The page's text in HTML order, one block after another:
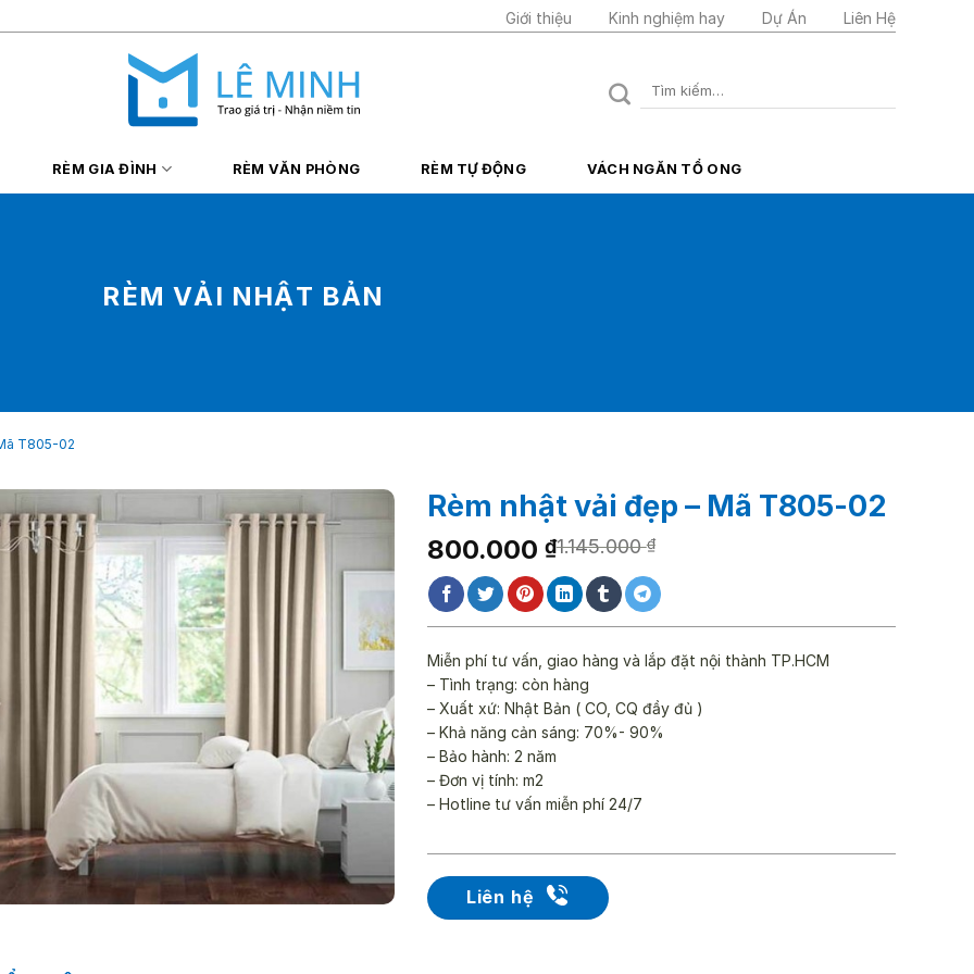
Giới thiệu Kinh nghiệm hay Dự Án Liên Hệ
Tìm
RÈM GIA ĐÌNH RÈM VĂN PHÒNG RÈM TỰ ĐỘNG VÁCH NGĂN TỔ ONG
RÈM VẢI NHẬT BẢN
T805-02
Rèm nhật vải đẹp – Mã T805-02
1.145.000₫
Giá
gốc
là:
1.145.000 ₫.
800.000 ₫
Giá
hiện
tại
là:
800.000 ₫.
Liên hệ
Miễn phí tư vấn, giao hàng và lắp đặt nội thành TP.HCM
– Tình trạng: còn hàng
– Xuất xứ: Nhật Bản ( CO, CQ đầy đủ )
– Khả năng cản sáng: 70%- 90%
– Bảo hành: 2 năm
– Đơn vị tính: m2
– Hotline tư vấn miễn phí 24/7